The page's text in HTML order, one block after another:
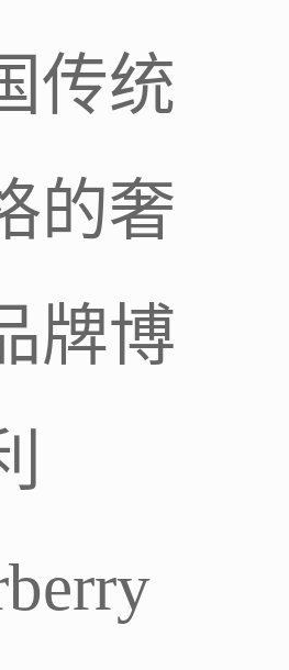
传统
的奢
牌博